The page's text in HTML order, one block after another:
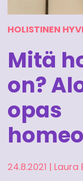
HOLISTINEN
Mitä
on?
opas
24.8.2021 | Laura